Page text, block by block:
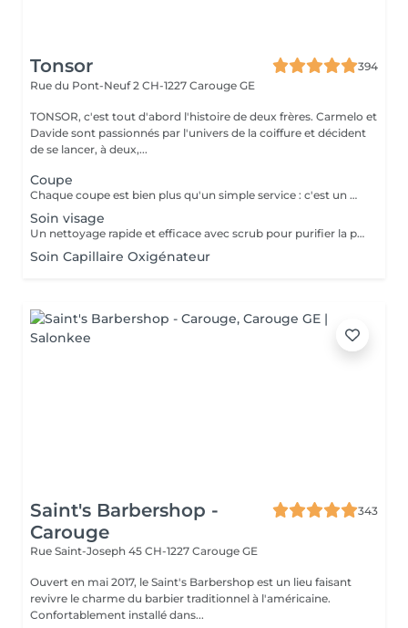
Tonsor
394
Rue du Pont-Neuf 2 CH-1227 Carouge GE
TONSOR, c'est tout d'abord l'histoire de deux frères. Carmelo et
Davide sont passionnés par l'univers de la coiffure et décident
de se lancer, à deux,...
Coupe
Chaque coupe est bien plus qu'un simple service : c'est un moment de soin et de détente. Elle est accompagnée d'une lotion spécialement sélectionnée et adaptée à votre cuir chevelu, afin de répondre précisément à ses besoins. Le tout est complété par un agréable massage du crâne, conçu pour libérer les tensions, stimuler la circulation et offrir une véritable sensation de relaxation. Un instant pour vous, où style et bien-être se rencontrent.
Soin visage
Un nettoyage rapide et efficace avec scrub pour purifier la peau et éliminer les impuretés. Le soin se termine par un léger massage du visage, pour détendre les traits et raviver l'éclat. Idéal pour une peau nette et fraîche en quelques minutes.
Soin Capillaire Oxigénateur
Saint's Barbershop -
Carouge
343
Rue Saint-Joseph 45 CH-1227 Carouge GE
Ouvert en mai 2017, le Saint's Barbershop est un lieu faisant
revivre le charme du barbier traditionnel à l'américaine.
Confortablement installé dans...